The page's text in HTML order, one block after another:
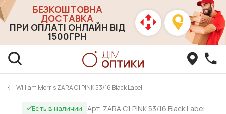
БЕЗКОШТОВНА
ДОСТАВКА
ПРИ ОПЛАТІ ОНЛАЙН ВІД
1500ГРН
William Morris ZARA C1 PINK 53/16 Black Label
Есть в наличии Арт. ZARA C1 PINK 53/16 Black Label